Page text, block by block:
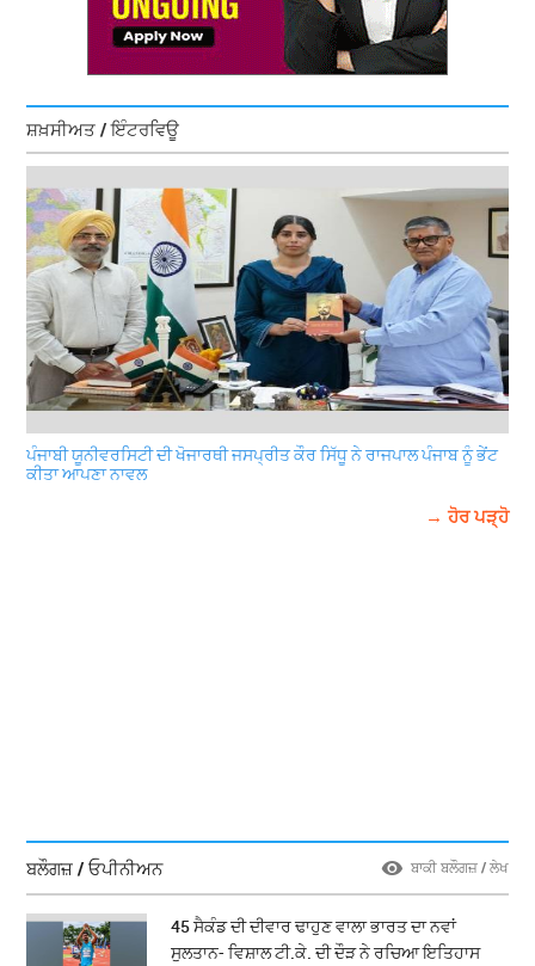
ਸ਼ਖ਼ਸੀਅਤ / ਇੰਟਰਵਿਊ
ਪੰਜਾਬੀ ਯੂਨੀਵਰਸਿਟੀ ਦੀ ਖੋਜਾਰਥੀ ਜਸਪ੍ਰੀਤ ਕੌਰ ਸਿੱਧੂ ਨੇ ਰਾਜਪਾਲ ਪੰਜਾਬ ਨੂੰ ਭੇਂਟ
ਕੀਤਾ ਆਪਣਾ ਨਾਵਲ
→ ਹੋਰ ਪੜ੍ਹੋ
ਬਲੌਗਜ਼ / ਓਪੀਨੀਅਨ ਬਾਕੀ ਬਲੌਗਜ਼ / ਲੇਖ
45 ਸੈਕੰਡ ਦੀ ਦੀਵਾਰ ਢਾਹੁਣ ਵਾਲਾ ਭਾਰਤ ਦਾ ਨਵਾਂ
ਸੁਲਤਾਨ- ਵਿਸ਼ਾਲ ਟੀ.ਕੇ. ਦੀ ਦੌੜ ਨੇ ਰਚਿਆ ਇਤਿਹਾਸ